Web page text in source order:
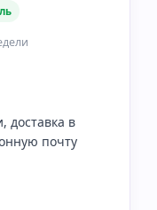
доставка в
почту